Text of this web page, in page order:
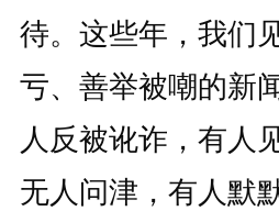
待。这些年，我们
亏、善举被嘲的新
人反被讹诈，有人
无人问津，有人默